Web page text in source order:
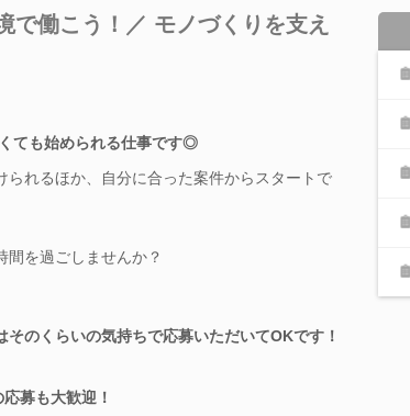
で働こう！／ モノづくりを支え
ても始められる仕事です◎
れるほか、自分に合った案件からスタートで
間を過ごしませんか？
のくらいの気持ちで応募いただいてOKです！
募も大歓迎！